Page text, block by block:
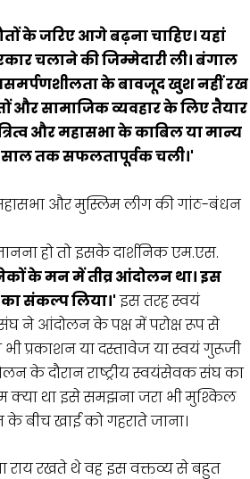
के जरिए आगे बढ़ना चाहिए। यहां
चलाने की जिम्मेदारी ली। बंगाल
के बावजूद खुश नहीं रख
और सामाजिक व्यवहार के लिए तैयार
और महासभा के काबिल या मान्य
साल तक सफलतापूर्वक चली।'
और मुस्लिम लीग की गांठ-बंधन
हो तो इसके दार्शनिक एम.एस.
के मन में तीव्र आंदोलन था। इस
संकल्प लिया।'इस तरह स्वयं
ने आंदोलन के पक्ष में परोक्ष रूप से
प्रकाशन या दस्तावेज या स्वयं गुरूजी
के दौरान राष्ट्रीय स्वयंसेवक संघ का
क्या था इसे समझना जरा भी मुश्किल
बीच खाई को गहराते जाना।
राय रखते थे वह इस वक्तव्य से बहुत